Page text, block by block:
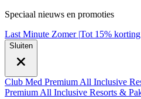
Speciaal nieuws en promoties
Last Minute Zomer |Tot 15%
Sluiten
Club Med Premium All Inclusive
Premium All Inclusive Resorts &